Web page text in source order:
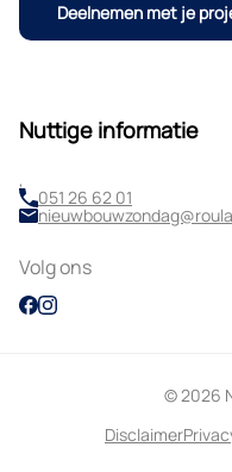
Deelnemen met je
Nuttige informatie
,
051 26 62 01
Volg ons
© 2026
Disclaimer